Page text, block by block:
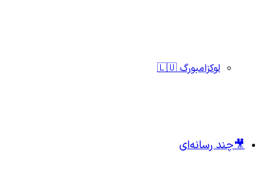
لوکزامبورگ 🇱🇺
🎥چند رسانه‌ای